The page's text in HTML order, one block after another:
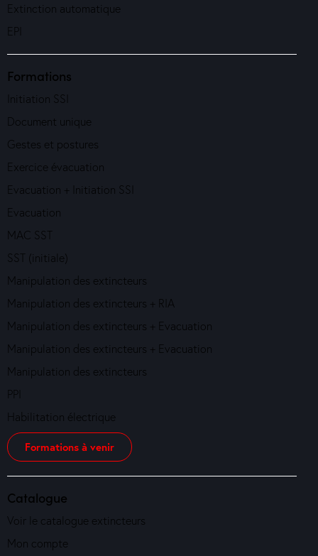
Extinction automatique
EPI
Formations
Initiation SSI
Document unique
Gestes et postures
Exercice évacuation
Evacuation + Initiation SSI
Evacuation
MAC SST
SST (initiale)
Manipulation des extincteurs
Manipulation des extincteurs + RIA
Manipulation des extincteurs + Evacuation
Manipulation des extincteurs + Evacuation
Manipulation des extincteurs
PPI
Habilitation électrique
Formations à venir
Catalogue
Voir le catalogue extincteurs
Mon compte